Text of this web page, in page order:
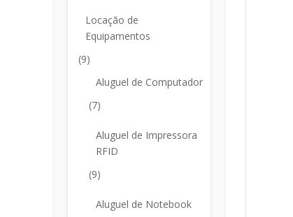
Locação de
Equipamentos
(9)
Aluguel de Computador
(7)
Aluguel de Impressora
RFID
(9)
Aluguel de Notebook